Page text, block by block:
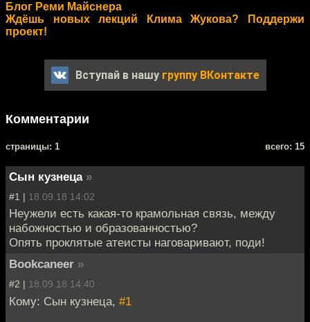
Блог Реми Майснера
Ждёшь новых лекций Клима Жукова? Поддержи
проект!
Вступай в нашу группу ВКонтакте
Комментарии
cтраницы: 1 всего: 15
Сын кузнеца »
#1 | 18.09.18 14:02
Неужели есть какая-то крамольная связь, между
набожностью и образованностью?
Опять проклятые атеисты наговаривают, поди!
Bookcaneer »
#2 | 18.09.18 14:40
Кому: Сын кузнеца, #1